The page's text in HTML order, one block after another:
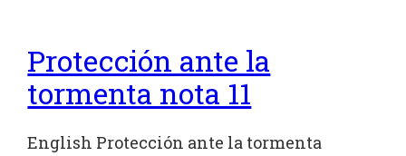
Protección ante la
tormenta nota 11
English Protección ante la tormenta